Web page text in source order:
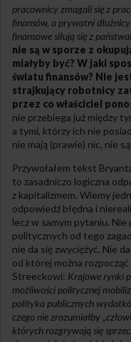
pracownicy zmagali się z
finansów, a prywatni
finansowe siłują się z
nie są w sporze z
miałyby być? W jaki
światu finansów? Nie
strajkujący robotnicy
przez co właściciel
nie przebiega już między
a tymi, którzy ich nie
nie mają (prawie) nic, nie
Przywołałem tekst
to zasadniczo logiczna
z kapitalizmem. Wiemy
odpowiedź błędna i
lecz w samym pytaniu. Nie
politycznych od tego
nie da się zwyciężyć. Nie
od której można
Streeckowi: Krajowe rynki
możliwości politycznej
polityka publicznych
czego nie zrozumiałby
których rozgrywają się